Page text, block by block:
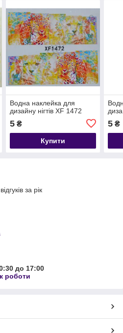
Водна наклейка для
дизайну нігтів XF 1472
5₴
Купити
5 ₴
за рік
до 17:00
роботи